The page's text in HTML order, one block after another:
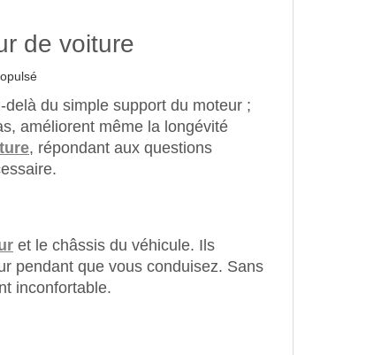
de voiture
du simple support du moteur ;
améliorent même la longévité
, répondant aux questions
et le châssis du véhicule. Ils
pendant que vous conduisez. Sans
inconfortable.